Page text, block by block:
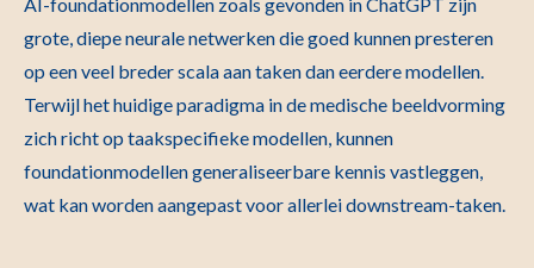
AI-foundationmodellen zoals gevonden in ChatGPT zijn
grote, diepe neurale netwerken die goed kunnen presteren
op een veel breder scala aan taken dan eerdere modellen.
Terwijl het huidige paradigma in de medische beeldvorming
zich richt op taakspecifieke modellen, kunnen
foundationmodellen generaliseerbare kennis vastleggen,
wat kan worden aangepast voor allerlei downstream-taken.